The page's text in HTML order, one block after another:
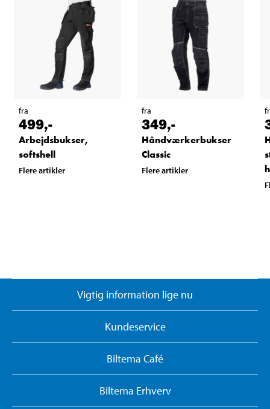
fra
499,-
Arbejdsbukser,
softshell
Flere artikler
fra
349,-
Håndværkerbukser
Classic
Flere artikler
Vigtig information lige nu
Kundeservice
Biltema Café
Biltema Erhverv